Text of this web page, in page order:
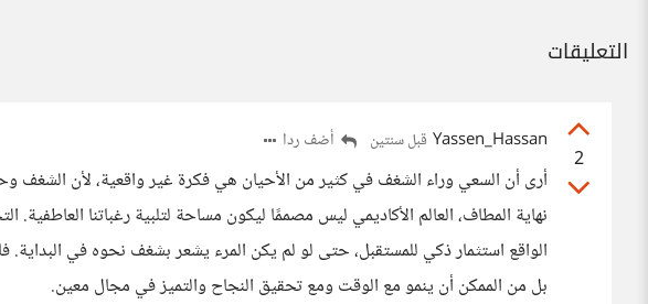
التعليقات
2
Yassen_Hassan قبل سنتين أضف ردا
أرى أن السعي وراء الشغف في كثير من الأحيان هي فكرة غير واقعية، لأن الشغف
نهاية المطاف، العالم الأكاديمي ليس مصممًا ليكون مساحة لتلبية رغباتنا
الواقع استثمار ذكي للمستقبل، حتى لو لم يكن المرء يشعر بشغف نحوه في البداية.
بل من الممكن أن ينمو مع الوقت ومع تحقيق النجاح والتميز في مجال معين.